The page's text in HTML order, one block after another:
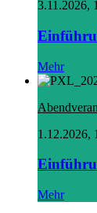
3.11.2026,
Mehr
1.12.2026,
Mehr